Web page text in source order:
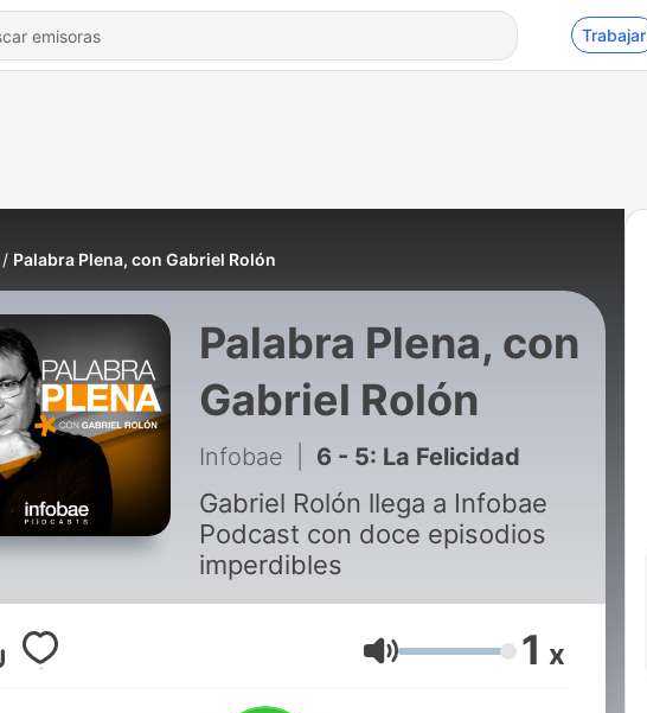
Trabajar
Palabra Plena, con Gabriel Rolón
Palabra Plena, con
Gabriel Rolón
Infobae 6 - 5: La Felicidad
Gabriel Rolón llega a Infobae
Podcast con doce episodios
imperdibles
Volumen 1 x